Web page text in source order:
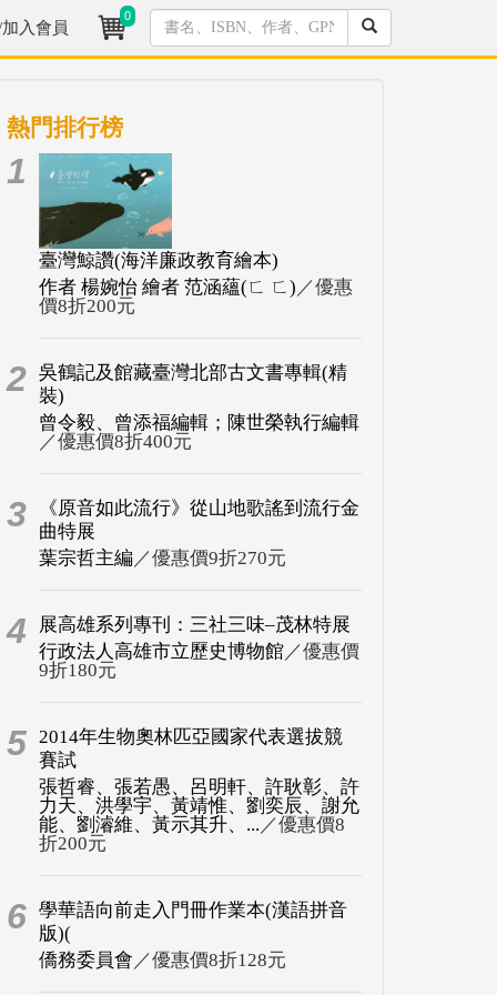
入會員
0
熱門排行榜
1
臺灣鯨讚(海洋廉政教育繪本)
作者 楊婉怡 繪者 范涵蘊(ㄈ ㄈ) ／優惠
價8折200元
2 吳鶴記及館藏臺灣北部古文書專輯(精
裝)
曾令毅、曾添福編輯；陳世榮執行編輯
／優惠價8折400元
3
《原音如此流行》從山地歌謠到流行金
曲特展
葉宗哲主編 ／優惠價9折270元
4
展高雄系列專刊：三社三味–茂林特展
行政法人高雄市立歷史博物館／優惠價
9折180元
5 2014年生物奧林匹亞國家代表選拔競
賽試
張哲睿、張若愚、呂明軒、許耿彰、許
力天、洪學宇、黃靖惟、劉奕辰、謝允
能、劉濬維、黃示其升、... ／優惠價8
折200元
6 學華語向前走入門冊作業本(漢語拼音
版)(
僑務委員會 ／優惠價8折128元